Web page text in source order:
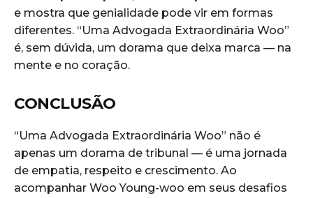
e mostra que genialidade pode vir em formas
diferentes. “Uma Advogada Extraordinária Woo”
é, sem dúvida, um dorama que deixa marca — na
mente e no coração.
CONCLUSÃO
“Uma Advogada Extraordinária Woo” não é
apenas um dorama de tribunal — é uma jornada
de empatia, respeito e crescimento. Ao
acompanhar Woo Young-woo em seus desafios